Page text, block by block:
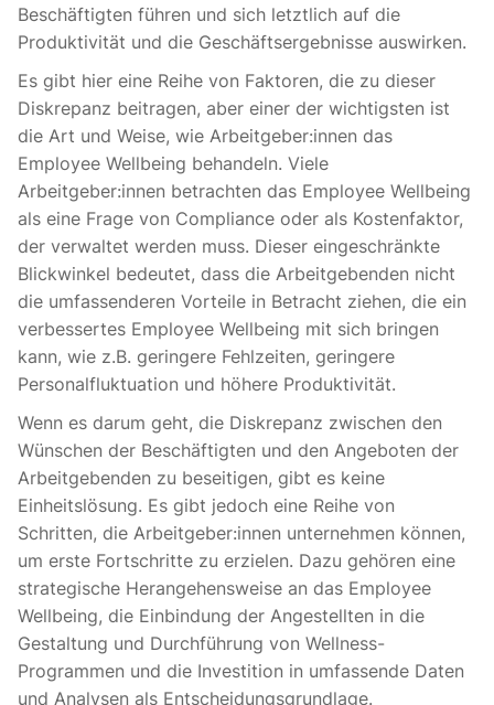
Beschäftigten führen und sich letztlich auf die
Produktivität und die Geschäftsergebnisse auswirken.
Es gibt hier eine Reihe von Faktoren, die zu dieser
Diskrepanz beitragen, aber einer der wichtigsten ist
die Art und Weise, wie Arbeitgeber:innen das
Employee Wellbeing behandeln. Viele
Arbeitgeber:innen betrachten das Employee Wellbeing
als eine Frage von Compliance oder als Kostenfaktor,
der verwaltet werden muss. Dieser eingeschränkte
Blickwinkel bedeutet, dass die Arbeitgebenden nicht
die umfassenderen Vorteile in Betracht ziehen, die ein
verbessertes Employee Wellbeing mit sich bringen
kann, wie z.B. geringere Fehlzeiten, geringere
Personalfluktuation und höhere Produktivität.
Wenn es darum geht, die Diskrepanz zwischen den
Wünschen der Beschäftigten und den Angeboten der
Arbeitgebenden zu beseitigen, gibt es keine
Einheitslösung. Es gibt jedoch eine Reihe von
Schritten, die Arbeitgeber:innen unternehmen können,
um erste Fortschritte zu erzielen. Dazu gehören eine
strategische Herangehensweise an das Employee
Wellbeing, die Einbindung der Angestellten in die
Gestaltung und Durchführung von Wellness-
Programmen und die Investition in umfassende Daten
und Analysen als Entscheidungsgrundlage.